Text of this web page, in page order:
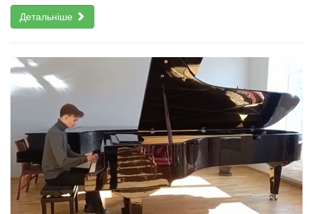
Детальніше